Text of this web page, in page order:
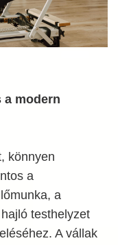
a modern
könnyen
a
a
testhelyzet
A vállak